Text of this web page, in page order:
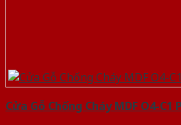
Cửa Gỗ Chống Cháy MDF O4-C1